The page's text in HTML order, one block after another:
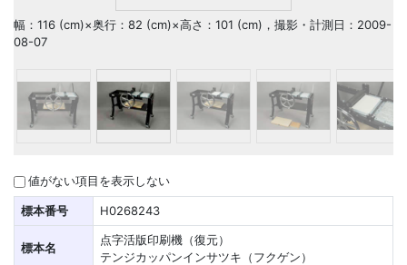
幅：116 (cm)×奥行：82 (cm)×高さ：101 (cm)，撮影・計測日：2009-
08-07
値がない項目を表示しない
標本番号 H0268243
標本名
点字活版印刷機（復元）
テンジカッパンインサツキ（フクゲン）